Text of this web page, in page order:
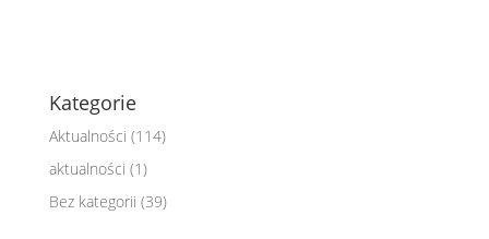
Kategorie
Aktualności (114)
aktualności (1)
Bez kategorii (39)